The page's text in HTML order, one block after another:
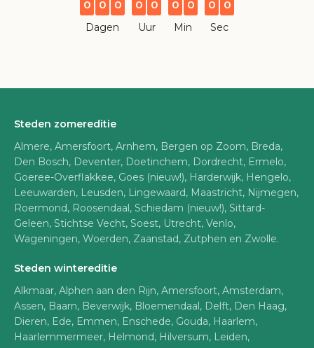
0 0 0
Dagen
0 0
Uur
0 0
Min
0 0
Sec
Steden zomereditie
Almere, Amersfoort, Arnhem, Bergen op Zoom, Breda,
Den Bosch, Deventer, Doetinchem, Dordrecht, Ermelo,
Goeree-Overflakkee, Goes (nieuw!), Harderwijk, Hengelo,
Leeuwarden, Leusden, Lingewaard, Maastricht, Nijmegen,
Roermond, Roosendaal, Schiedam (nieuw!), Sittard-
Geleen, Stichtse Vecht, Soest, Utrecht, Venlo,
Wageningen, Woerden, Zaanstad, Zutphen en Zwolle.
Steden wintereditie
Alkmaar, Alphen aan den Rijn, Amersfoort, Amsterdam,
Assen, Baarn, Beverwijk, Bloemendaal, Delft, Den Haag,
Dieren, Ede, Emmen, Enschede, Gouda, Haarlem,
Haarlemmermeer, Helmond, Hilversum, Leiden,